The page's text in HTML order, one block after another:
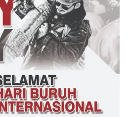
memiliki histori buruk seperti itu
hitamkan di Banten agar tidak ada
kemudian hari.
agar memeriksa dan mengaudit
dilakukan bahkan beberapa proyek
dugaan dugaan permainan
diduga keras terjadi pada